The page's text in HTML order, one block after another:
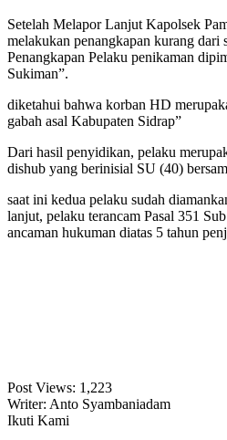
Setelah Melapor Lanjut Kapolsek
melakukan penangkapan kurang dari
Penangkapan Pelaku penikaman
Sukiman”.
diketahui bahwa korban HD
gabah asal Kabupaten Sidrap”
Dari hasil penyidikan, pelaku
dishub yang berinisial SU (40)
saat ini kedua pelaku sudah
lanjut, pelaku terancam Pasal 351
ancaman hukuman diatas 5 tahun
Post Views: 1,223
Writer: Anto Syambaniadam
Ikuti Kami